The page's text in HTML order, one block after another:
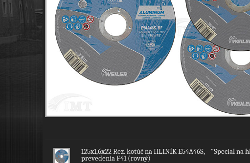
125x1,6x22 Rez. kotúč na HLINÍK E54A46S, "Special na
prevedenia F41 (rovný)